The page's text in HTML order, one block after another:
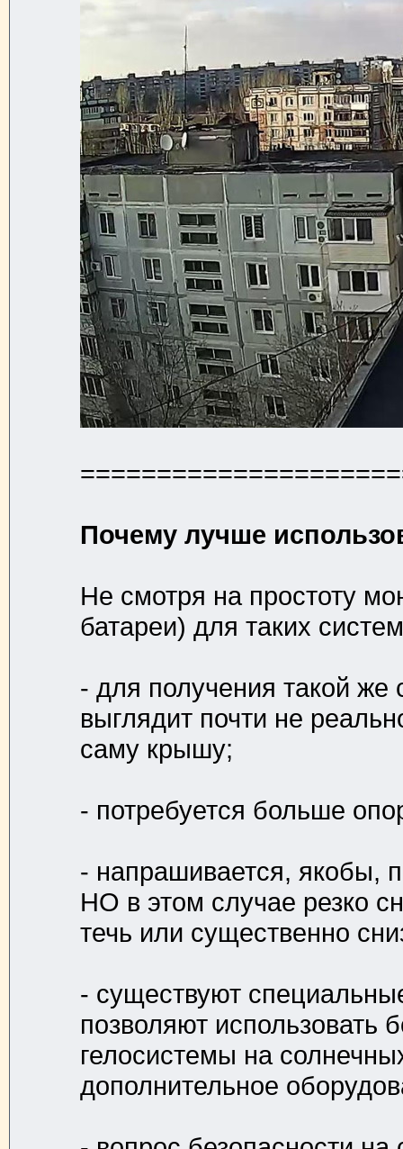
Почему лучше
Не смотря на простоту
батареи) для таких
- для получения такой
выглядит почти не
саму крышу;
- потребуется больше
- напрашивается, якобы,
НО в этом случае резко
течь или существенно
- существуют
позволяют
гелосистемы на
дополнительное